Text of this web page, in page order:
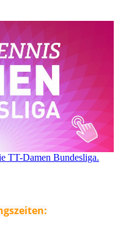
TT-Damen Bundesliga.